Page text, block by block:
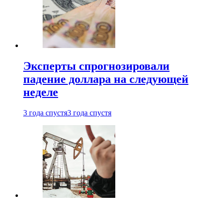
Эксперты спрогнозировали
падение доллара на следующей
неделе
3 года спустя3 года спустя